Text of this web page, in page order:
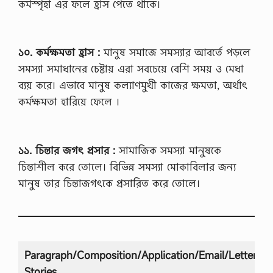
6
য়
বং
কে
কর্মস্পৃহা এর ফলে হ্রাস পেতে থাকে।
১০. কর্মক্ষমতা হ্রাস : মানুষ সমাজে সমস্যার আবর্তে পড়লে
সমস্যা সমাধানের চেষ্টায় এরা সবচেয়ে বেশি সময় ও মেধা
ব্যয় করে। এভাবে মানুষ কল্যাণমুখী কাজের ক্ষমতা, অর্থাৎ
কর্মক্ষমতা হারিয়ে ফেলে ।
১১. চিন্তার জগৎ প্রসার : সামাজিক সমস্যা মানুষকে
চিন্তাশীল করে তোলে। বিভিন্ন সমস্যা মোকাবিলার জন্য
মানুষ তার চিন্তাজগৎকে প্রসারিত করে তোলে।
Paragraph/Composition/Application/Email/Letter/